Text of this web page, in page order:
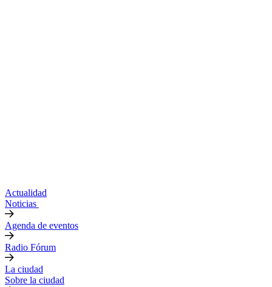
Actualidad
Noticias
Agenda de eventos
Radio Fórum
La ciudad
Sobre la ciudad